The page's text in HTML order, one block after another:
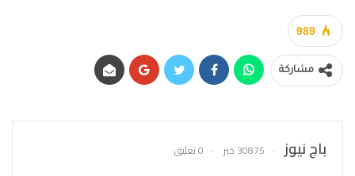
989
مشاركة
باج نيوز 30875 خبر 0 تعليق